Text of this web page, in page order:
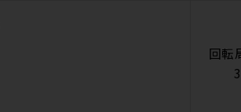
回転